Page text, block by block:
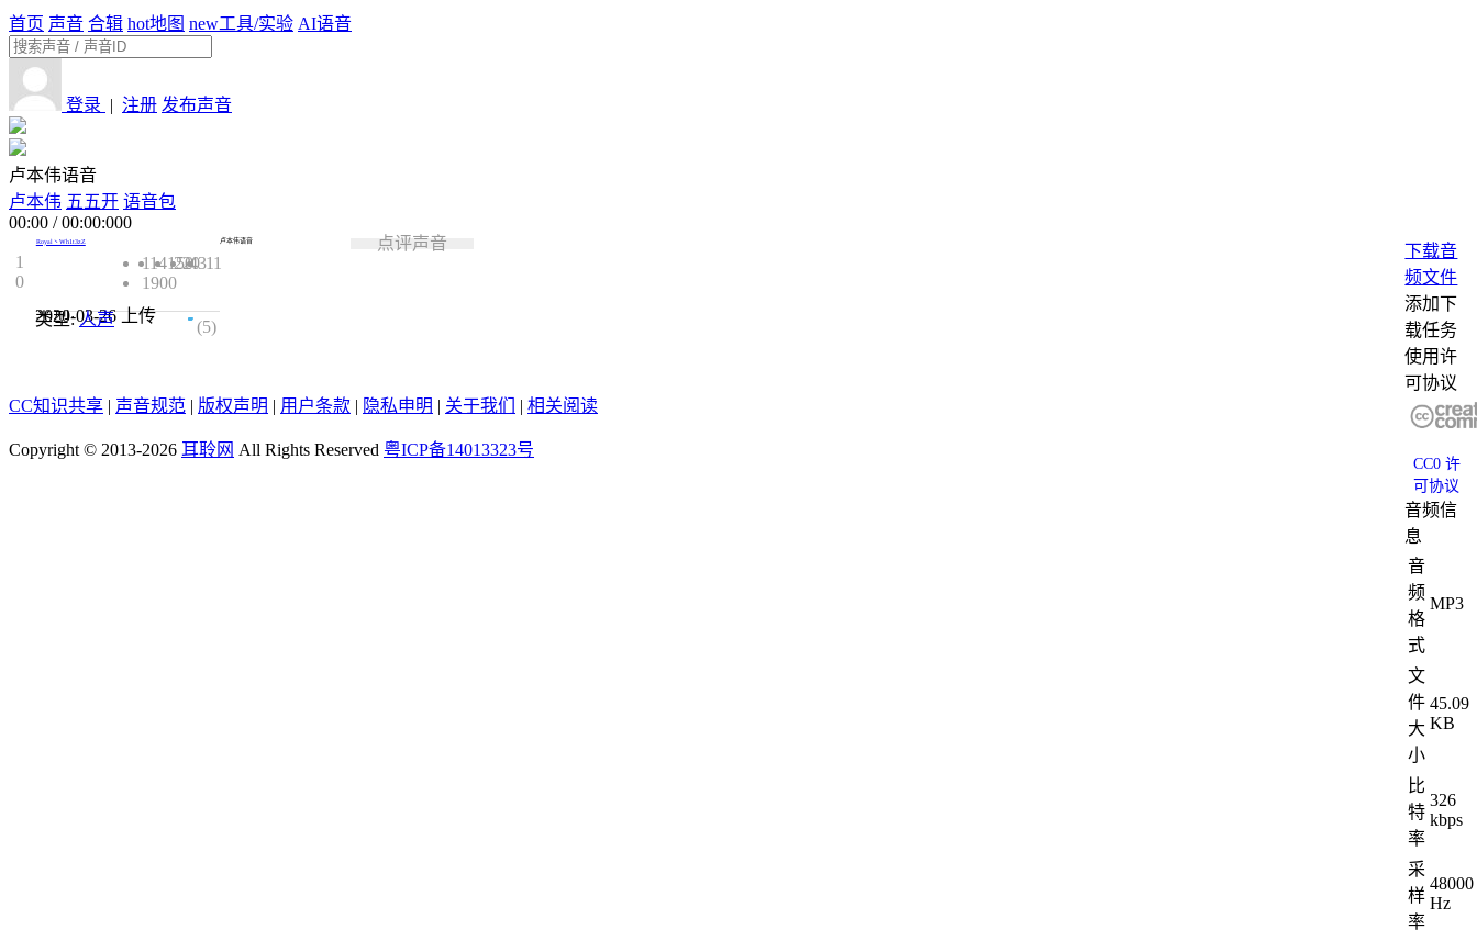
首页 声音 合辑 hot地图 new工具/实验 AI语音
登录 | 注册 发布声音
卢本伟语音
卢本伟 五五开 语音包
00:00 /00:00:000
1
0
Royal丶Wh1t3zZ
114150
2204311
1900
2020-03-26上传
类型:人声 2.8
(5)
下载音
频文件
添加下
载任务
使用许
可协议
CC0 许
可协议
音频信
息
音
频
格
式
MP3
文
件
大
小
45.09
KB
比
特
率
326
kbps
采
样
率
48000
Hz
卢本伟语音 点评声音
CC知识共享 | 声音规范 | 版权声明 | 用户条款 | 隐私申明 | 关于我们 | 相关阅读
Copyright © 2013-2026 耳聆网 All Rights Reserved 粤ICP备14013323号